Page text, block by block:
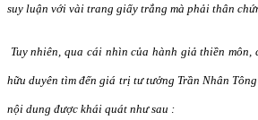
suy luận với vài trang giấy trắng mà phải thân
Tuy nhiên, qua cái nhìn của hành giả thiền
hữu duyên tìm đến giá trị tư tưởng Trần Nhân
nội dung được khái quát như sau :